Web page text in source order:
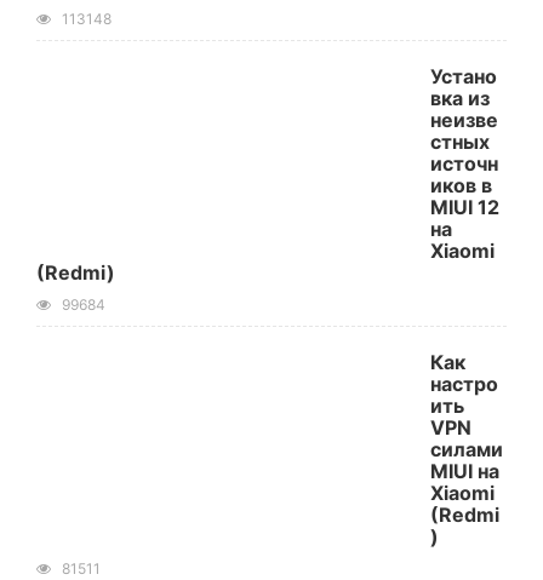
113148
Устано
вка из
неизве
стных
источн
иков в
MIUI 12
на
Xiaomi
(Redmi)
99684
Как
настро
ить
VPN
силами
MIUI на
Xiaomi
(Redmi
)
81511